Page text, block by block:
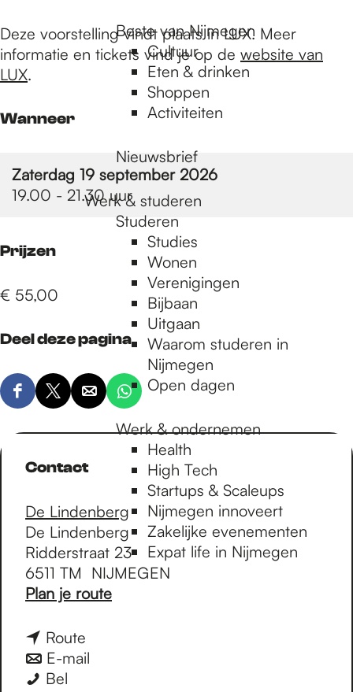
Beste van Nijmegen
Cultuur
Eten & drinken
Shoppen
Activiteiten
Nieuwsbrief
Werk & studeren
Studeren
Studies
Wonen
Verenigingen
Bijbaan
Uitgaan
Waarom studeren in
Nijmegen
Open dagen
Werk & ondernemen
Health
High Tech
Startups & Scaleups
Nijmegen innoveert
Zakelijke evenementen
Expat life in Nijmegen
Deze voorstelling vindt plaats in LUX. Meer
informatie en tickets vind je op de website van
LUX.
Wanneer
Zaterdag 19 september 2026
19.00 - 21.30 uur
Prijzen
€ 55,00
Deel deze pagina
D
e
g
D
e
l
e
z
e
p
a
g
n
a
o
D
e
l
z
e
p
a
g
a
D
e
e
z
e
p
a
Contact
De Lindenberg
De Lindenberg
Ridderstraat 23
6511 TM NIJMEGEN
Plan je routen
Route
a
E-mail
Bel